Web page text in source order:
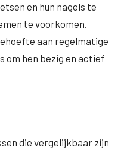
en hun nagels te
te voorkomen.
aan regelmatige
om hen bezig en actief
die vergelijkbaar zijn